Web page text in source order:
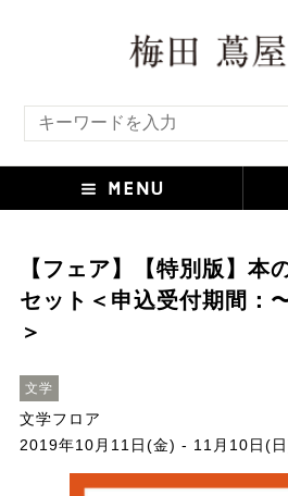
【フェア】【特別版】
セット＜申込受付期間：
＞
文学
文学フロア
2019年10月11日(金) - 11月10日(